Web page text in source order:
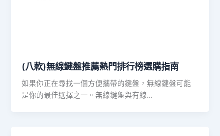
(八款)無線鍵盤推薦熱門排行榜選購指南
如果你正在尋找一個方便攜帶的鍵盤，無線鍵盤可能
是你的最佳選擇之一。無線鍵盤與有線…